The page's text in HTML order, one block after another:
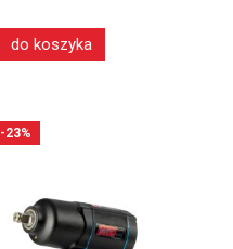
do koszyka
-23%